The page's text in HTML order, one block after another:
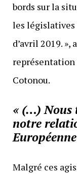
bords sur la
les législatives
d’avril 2019.
Cotonou.
« (…) Nous
notre
Malgré ces